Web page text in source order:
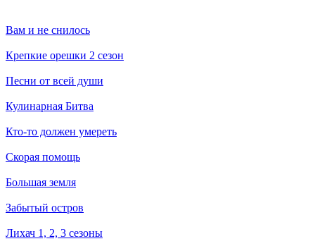
Вам и не снилось
Крепкие орешки 2 сезон
Песни от всей души
Кулинарная Битва
Кто-то должен умереть
Скорая помощь
Большая земля
Забытый остров
Лихач 1, 2, 3 сезоны